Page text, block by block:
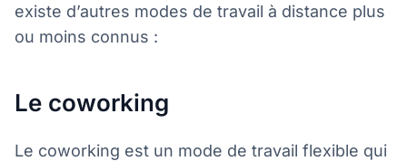
existe d’autres modes de travail à distance plus
ou moins connus :
Le coworking
Le coworking est un mode de travail flexible qui